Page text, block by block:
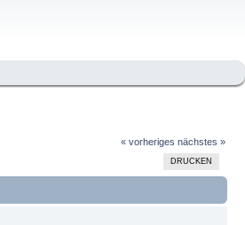
« vorheriges nächstes »
DRUCKEN